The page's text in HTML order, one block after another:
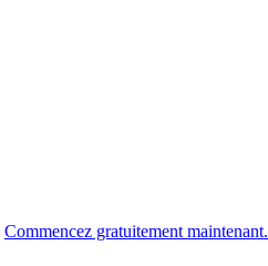
Commencez gratuitement maintenant.